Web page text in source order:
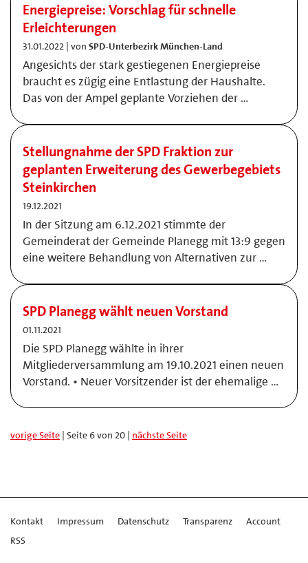
Energiepreise: Vorschlag für schnelle
Erleichterungen
31.01.2022 | von SPD-Unterbezirk München-Land
Angesichts der stark gestiegenen Energiepreise
braucht es zügig eine Entlastung der Haushalte.
Das von der Ampel geplante Vorziehen der …
Stellungnahme der SPD Fraktion zur
geplanten Erweiterung des Gewerbegebiets
Steinkirchen
19.12.2021
In der Sitzung am 6.12.2021 stimmte der
Gemeinderat der Gemeinde Planegg mit 13:9 gegen
eine weitere Behandlung von Alternativen zur …
SPD Planegg wählt neuen Vorstand
01.11.2021
Die SPD Planegg wählte in ihrer
Mitgliederversammlung am 19.10.2021 einen neuen
Vorstand. • Neuer Vorsitzender ist der ehemalige …
vorige Seite | Seite 6 von 20 | nächste Seite
Kontakt Impressum Datenschutz Transparenz
Account
RSS